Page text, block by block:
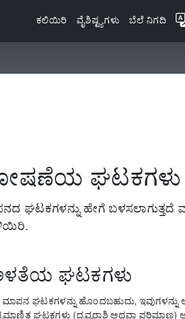
ಕಲಿಯಿರಿ ವೈಶಿಷ್ಟ್ಯಗಳು ಬೆಲೆ ನಿಗದಿ
ಘಟಕಗಳು
ಘಟಕಗಳನ್ನು ಹೇಗೆ ಬಳಸಲಾಗುತ್ತದೆ
ಘಟಕಗಳು
ಘಟಕಗಳನ್ನು ಹೊಂದಬಹುದು, ಇವುಗಳನ್ನು
ಘಟಕಗಳು (ದ್ರವ್ಯರಾಶಿ ಅಥವಾ